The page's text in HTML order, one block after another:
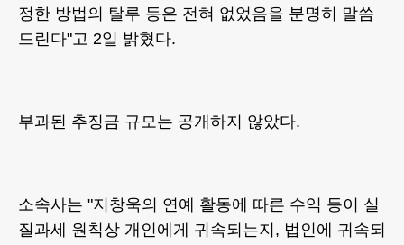
정한 방법의 탈루 등은 전혀 없었음을 분명히 말씀
드린다"고 2일 밝혔다.
부과된 추징금 규모는 공개하지 않았다.
소속사는 "지창욱의 연예 활동에 따른 수익 등이 실
질과세 원칙상 개인에게 귀속되는지, 법인에 귀속되